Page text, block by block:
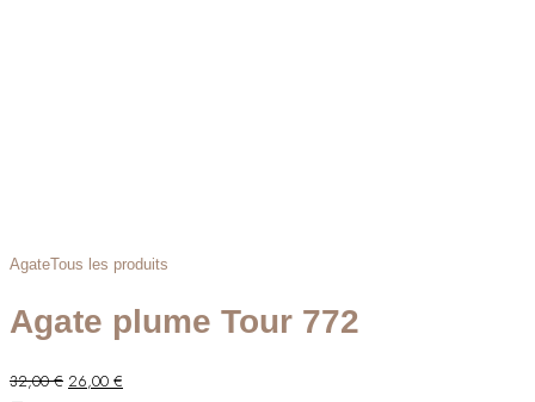
AgateTous les produits
Agate plume Tour 772
32,00€ Le
26,00 €